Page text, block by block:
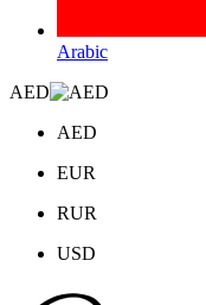
Arabic
AED
AED
EUR
RUR
USD